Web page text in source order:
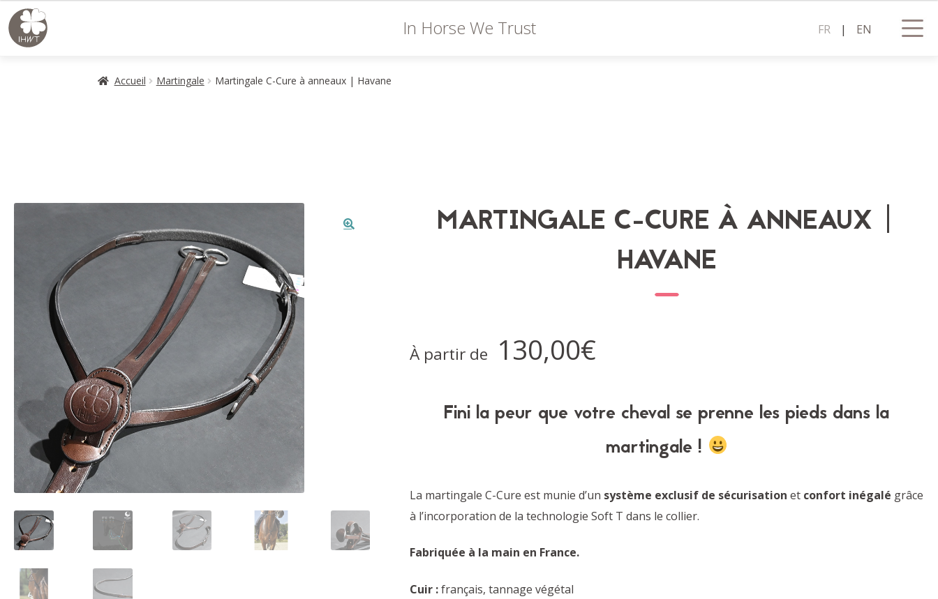
FR | EN
navigation
In Horse We Trust
Accueil Martingale Martingale C-Cure à anneaux | Havane
MARTINGALE C-CURE À ANNEAUX |
HAVANE
À partir de 130,00€
Fini la peur que votre cheval se prenne les pieds dans la
martingale !
La martingale C-Cure est munie d’un système exclusif de sécurisation et confort inégalé grâce
à l’incorporation de la technologie Soft T dans le collier.
Fabriquée à la main en France.
Cuir :français, tannage végétal